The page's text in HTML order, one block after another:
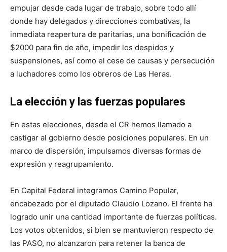
empujar desde cada lugar de trabajo, sobre todo allí
donde hay delegados y direcciones combativas, la
inmediata reapertura de paritarias, una bonificación de
$2000 para fin de año, impedir los despidos y
suspensiones, así como el cese de causas y persecución
a luchadores como los obreros de Las Heras.
La elección y las fuerzas populares
En estas elecciones, desde el CR hemos llamado a
castigar al gobierno desde posiciones populares. En un
marco de dispersión, impulsamos diversas formas de
expresión y reagrupamiento.
En Capital Federal integramos Camino Popular,
encabezado por el diputado Claudio Lozano. El frente ha
logrado unir una cantidad importante de fuerzas políticas.
Los votos obtenidos, si bien se mantuvieron respecto de
las PASO, no alcanzaron para retener la banca de